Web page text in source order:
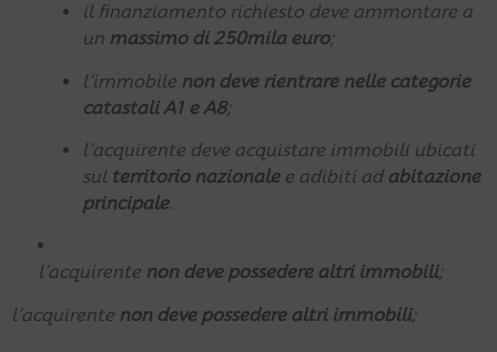
il finanziamento richiesto deve ammontare a
un massimo di 250mila euro;
l’immobile non deve rientrare nelle categorie
catastali A1 e A8;
l’acquirente deve acquistare immobili ubicati
sul territorio nazionalee adibiti ad abitazione
principale.
l’acquirente non deve possedere altri immobili;
l’acquirente non deve possedere altri immobili;